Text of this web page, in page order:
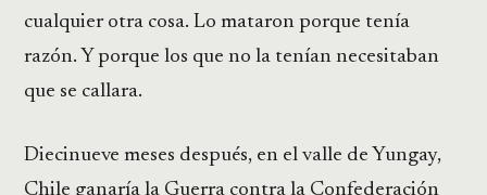
cualquier otra cosa. Lo mataron porque tenía
razón. Y porque los que no la tenían necesitaban
que se callara.
Diecinueve meses después, en el valle de Yungay,
Chile ganaría la Guerra contra la Confederación